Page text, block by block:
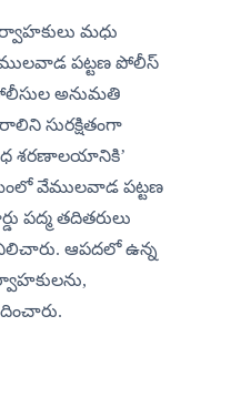
మధు
పట్టణ పోలీస్
సురక్షితంగా
శరణాలయానికి’
వేములవాడ పట్టణ
పద్మ తదితరులు
ఆపదలో ఉన్న